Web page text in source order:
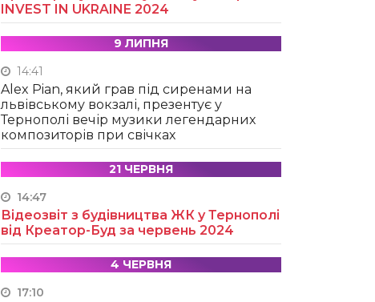
INVEST IN UKRAINE 2024
9 ЛИПНЯ
14:41
Alex Pian, який грав під сиренами на
львівському вокзалі, презентує у
Тернополі вечір музики легендарних
композиторів при свічках
21 ЧЕРВНЯ
14:47
Відеозвіт з будівництва ЖК у Тернополі
від Креатор-Буд за червень 2024
4 ЧЕРВНЯ
17:10